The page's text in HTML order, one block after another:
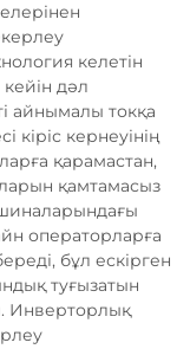
келетін
дәл
айнымалы токқа
кіріс кернеуінің
қарамастан,
қамтамасыз
операторларға
бұл ескірген
туғызатын
Инверторлық